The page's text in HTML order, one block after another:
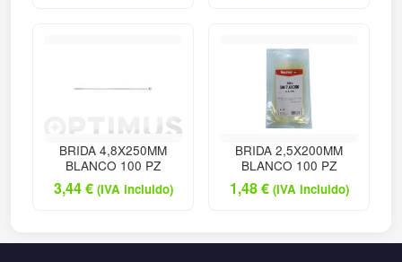
BRIDA 4,8X250MM
BLANCO 100 PZ
3,44€ (IVA incluido)
BRIDA 2,5X200MM
BLANCO 100 PZ
1,48€ (IVA incluido)